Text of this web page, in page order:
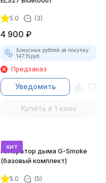
5.0 (3)
4 900 ₽
Бонусных рублей за покупку:
147.15руб.
Предзаказ
Уведомить
Купить в 1 клик
хит
Генератор дыма G-Smoke
(базовый комплект)
5.0 (5)